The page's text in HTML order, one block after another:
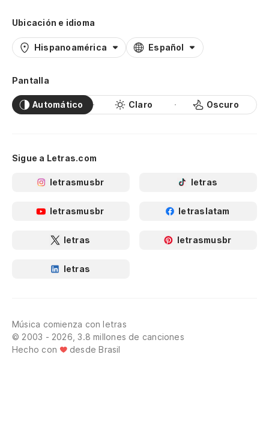
Ubicación e idioma
Hispanoamérica Español
Pantalla
Automático Claro Oscuro
Sigue a Letras.com
letrasmusbr letras
letrasmusbr letraslatam
letras letrasmusbr
letras
Música comienza con letras
© 2003 - 2026, 3.8 millones de canciones
Hecho con
desde Brasil